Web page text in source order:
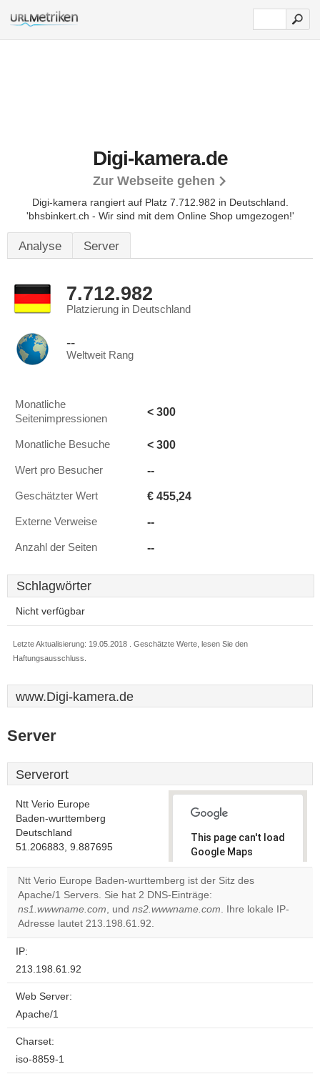
Digi-kamera.de
Zur Webseite gehen
Digi-kamera rangiert auf Platz 7.712.982 in Deutschland.
'bhsbinkert.ch - Wir sind mit dem Online Shop umgezogen!'
Analyse Server
7.712.982
Platzierung in Deutschland
--
Weltweit Rang
Monatliche
Seitenimpressionen
< 300
Monatliche Besuche < 300
Wert pro Besucher --
Geschätzter Wert € 455,24
Externe Verweise --
Anzahl der Seiten --
Schlagwörter
Nicht verfügbar
Letzte Aktualisierung: 19.05.2018 . Geschätzte Werte, lesen Sie den
Haftungsausschluss.
www.Digi-kamera.de
Server
Serverort
Ntt Verio Europe
Baden-wurttemberg
Deutschland
51.206883, 9.887695
This page can't load
Google Maps
correctly.
Do you
own this
OK
Ntt Verio Europe Baden-wurttemberg ist der Sitz des
Apache/1 Servers. Sie hat 2 DNS-Einträge:
ns1.wwwname.com, und ns2.wwwname.com. Ihre lokale IP-
Adresse lautet 213.198.61.92.
IP:
213.198.61.92
Web Server:
Apache/1
Charset:
iso-8859-1